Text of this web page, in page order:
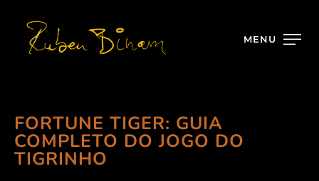
MENU
FORTUNE TIGER: GUIA
COMPLETO DO JOGO DO
TIGRINHO